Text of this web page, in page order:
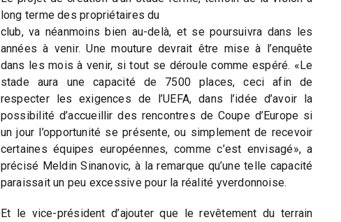
long terme des propriétaires du
club, va néanmoins bien au-delà, et se poursuivra dans les
années à venir. Une mouture devrait être mise à l’enquête
dans les mois à venir, si tout se déroule comme espéré. «Le
stade aura une capacité de 7500 places, ceci afin de
respecter les exigences de l’UEFA, dans l’idée d’avoir la
possibilité d’accueillir des rencontres de Coupe d’Europe si
un jour l’opportunité se présente, ou simplement de recevoir
certaines équipes européennes, comme c’est envisagé», a
précisé Meldin Sinanovic, à la remarque qu’une telle capacité
paraissait un peu excessive pour la réalité yverdonnoise.
Et le vice-président d’ajouter que le revêtement du terrain